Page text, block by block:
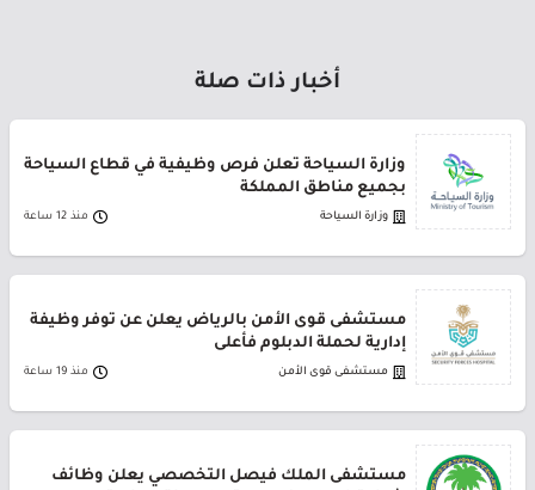
أخبار ذات صلة
وزارة السياحة تعلن فرص وظيفية في قطاع السياحة
بجميع مناطق المملكة
وزارة السياحة منذ 12 ساعة
مستشفى قوى الأمن بالرياض يعلن عن توفر وظيفة
إدارية لحملة الدبلوم فأعلى
مستشفى قوى الأمن منذ 19 ساعة
مستشفى الملك فيصل التخصصي يعلن وظائف